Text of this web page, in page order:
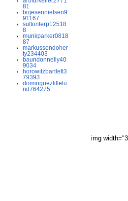
81
bojesennielsen9
91167
suttonterp12518
8
munkparker0818
87
markussendoher
ty234403
baundonnelly40
9034
horowitzbartlett3
79393
dominguezlillelu
nd764275
img